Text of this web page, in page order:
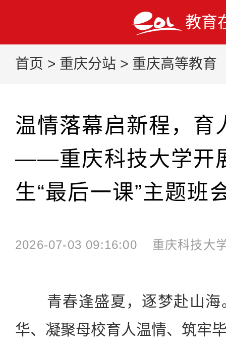
教育
首页 > 重庆分站 > 重庆高等教育
温情落幕启新程，育
——重庆科技大学开
生“最后一课”主题班
2026-07-03 09:16:00 重庆科技大
青春逢盛夏，逐梦赴山海
华、凝聚母校育人温情、筑牢